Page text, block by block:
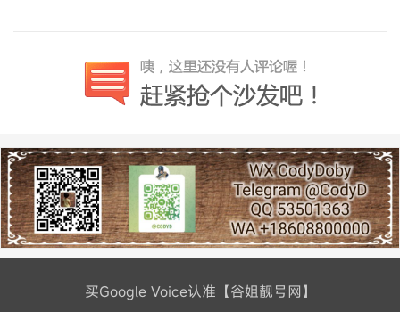
买Google Voice认准【谷姐靓号网】